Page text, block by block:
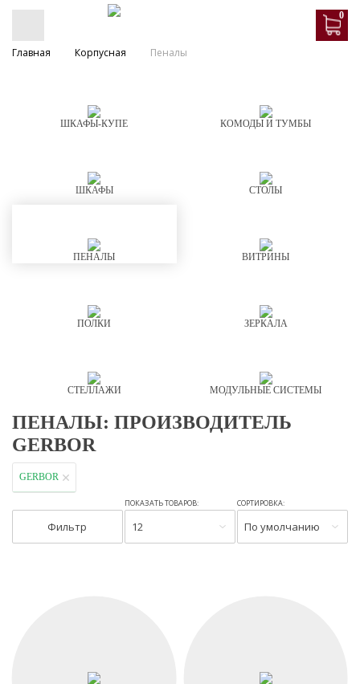
0
Главная Корпусная Пеналы
ШКАФЫ-КУПЕ КОМОДЫ И ТУМБЫ
ШКАФЫ СТОЛЫ
ПЕНАЛЫ ВИТРИНЫ
ПОЛКИ ЗЕРКАЛА
СТЕЛЛАЖИ МОДУЛЬНЫЕ СИСТЕМЫ
ПЕНАЛЫ: ПРОИЗВОДИТЕЛЬ
GERBOR
GERBOR
Фильтр
ПОКАЗАТЬ ТОВАРОВ:
12
СОРТИРОВКА:
По умолчанию